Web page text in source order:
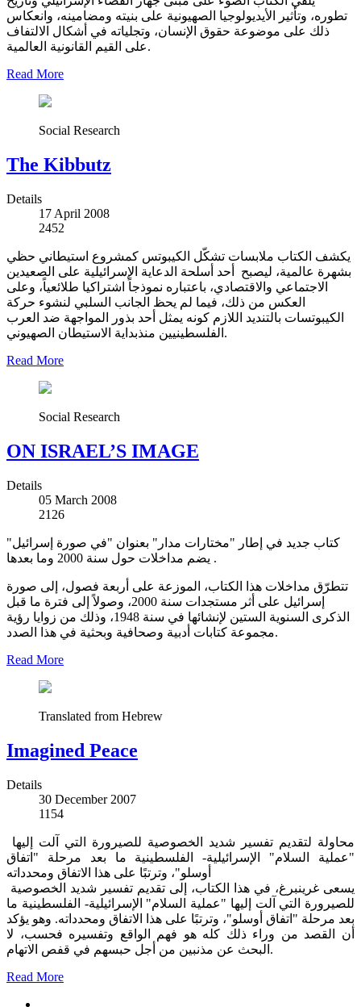
تطوره، وتأثير الأيديولوجيا الصهيونية على بنيته ومضامينه، وانعكاس
ذلك على موضوعة حقوق الإنسان، وتجلياته في أشكال الالتفاف
على القيم القانونية العالمية.
Read More
Social Research
The Kibbutz
Details
17 April 2008
2452
يكشف الكتاب ملابسات تشكّل الكيبوتس كمشروع استيطاني حظي
بشهرة عالمية، ليصبح أحد أسلحة الدعاية الإسرائيلية على الصعيدين
الاجتماعي والاقتصادي، باعتباره نموذجاً اشتراكيا طلائعياً، وعلى
العكس من ذلك، فيما لم يحظ الجانب السلبي لنشوء حركة
الكيبوتسات بالتنديد اللازم كونه يمثل أحد بذور المواجهة ضد العرب
الفلسطينيين منذبداية الاستيطان الصهيوني.
Read More
Social Research
ON ISRAEL’S IMAGE
Details
05 March 2008
2126
كتاب جديد في إطار "مختارات مدار" بعنوان "في صورة إسرائيل"
يضم مداخلات حول سنة 2000 وما بعدها .
تتطرّق مداخلات هذا الكتاب، الموزعة على أربعة فصول، إلى صورة
إسرائيل على أثر مستجدات سنة 2000، وصولاً إلى فترة ما قبل
الذكرى السنوية الستين لإنشائها في سنة 1948، وذلك من زوايا رؤية
مجموعة كتابات أدبية وصحافية وبحثية في هذا الصدد.
Read More
Translated from Hebrew
Imagined Peace
Details
30 December 2007
1154
"عملية السلام" الإسرائيلية- الفلسطينية ما بعد مرحلة "اتفاق
أوسلو"، وترتبًا على هذا الاتفاق ومحدداته
للصيرورة التي آلت إليها "عملية السلام" الإسرائيلية- الفلسطينية ما
بعد مرحلة "اتفاق أوسلو"، وترتبًا على هذا الاتفاق ومحدداته. وهو يؤكد
أن القصد من وراء ذلك كله هو فهم الواقع وتفسيره فحسب، لا
البحث عن مذنبين من أجل حبسهم في قفص الاتهام.
Read More